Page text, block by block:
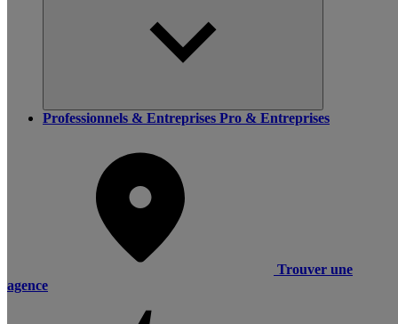
Professionnels & Entreprises Pro & Entreprises
Trouver une
agence